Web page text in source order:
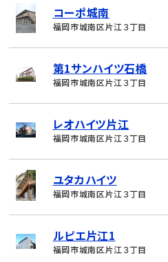
コーポ城南
福岡市城南区片江３丁目
第1サンハイツ石橋
福岡市城南区片江３丁目
レオハイツ片江
福岡市城南区片江３丁目
ユタカハイツ
福岡市城南区片江３丁目
ルピエ片江1
福岡市城南区片江３丁目